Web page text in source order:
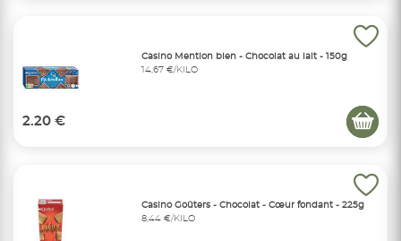
Casino Mention bien - Chocolat au lait - 150g
14,67 €/KILO
2.20 €
Casino Goûters - Chocolat - Cœur fondant - 225g
8,44 €/KILO